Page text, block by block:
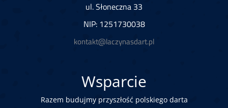
ul. Słoneczna 33
NIP: 1251730038
kontakt@laczynasdart.pl
Wsparcie
Razem budujmy przyszłość polskiego darta